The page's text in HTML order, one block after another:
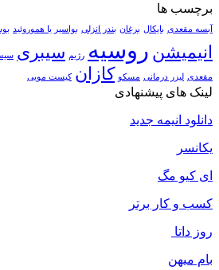
برچسب ها
آبسه مقعدی بایکال برغان بندر انزلی بواسیر یا هموروئید
انیمیشن روسیه رژیم سیبری
مقعدی لیزر درمانی مسکو کازان کیست مویی
لینک های پیشنهادی
دانلود انیمه جدید
یکانسر
ای کیو مگ
کسب و کار برتر
روز داتا
بام میهن